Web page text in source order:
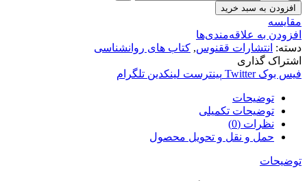
افزودن به سبد خرید
مقایسه
افزودن به علاقه‌مندی‌ها
دسته: انتشارات ققنوس, کتاب های روانشناسی
اشتراک گذاری
فیس بوک Twitter پینترست لینکدین تلگرام
توضیحات
توضیحات تکمیلی
نظرات (0)
حمل و نقل و تحویل محصول
توضیحات